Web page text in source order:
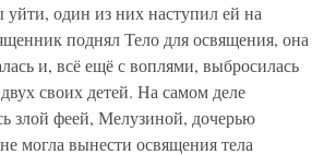
уйти, один из них наступил ей на
поднял Тело для освящения, она
и, всё ещё с воплями, выбросилась
своих детей. На самом деле
злой феей, Мелузиной, дочерью
могла вынести освящения тела